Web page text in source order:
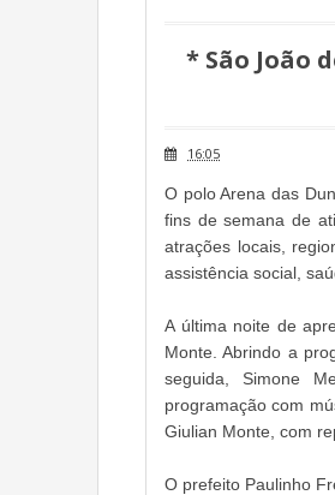
* São João
16:05
O polo Arena das
fins de semana de
atrações locais,
assistência social,
A última noite de
Monte. Abrindo a
seguida, Simone
programação com
Giulian Monte, com
O prefeito Paulinho